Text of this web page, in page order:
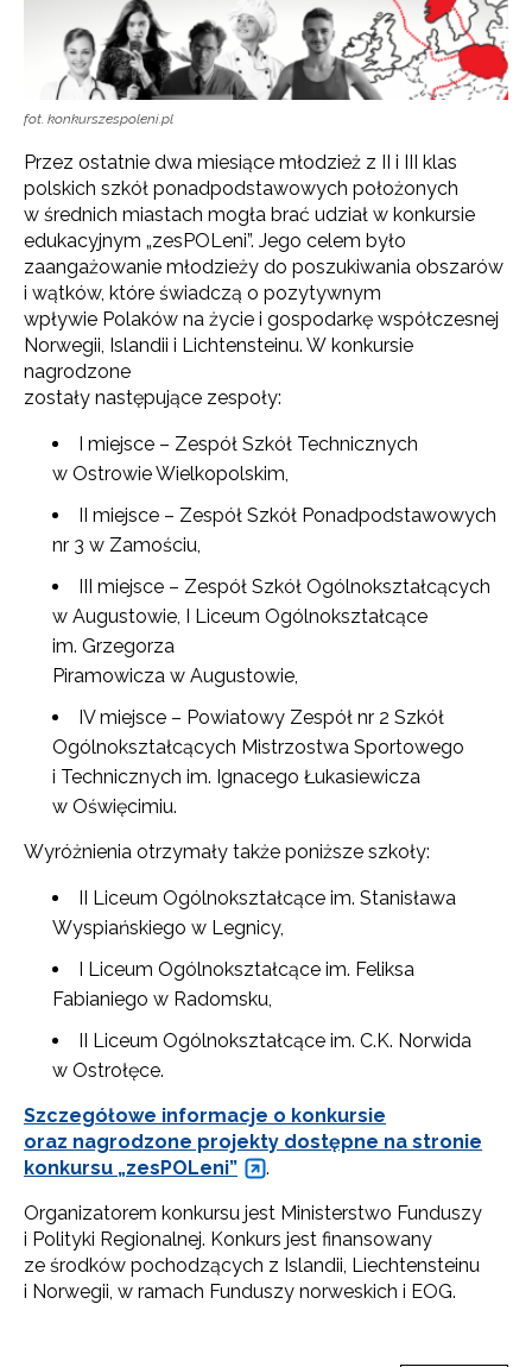
fot. konkurszespoleni.pl
Przez ostatnie dwa miesiące młodzież z II i III klas
polskich szkół ponadpodstawowych położonych
w średnich miastach mogła brać udział w konkursie
edukacyjnym „zesPOLeni”. Jego celem było
zaangażowanie młodzieży do poszukiwania obszarów
i wątków, które świadczą o pozytywnym
wpływie Polaków na życie i gospodarkę współczesnej
Norwegii, Islandii i Lichtensteinu. W konkursie
nagrodzone
zostały następujące zespoły:
I miejsce – Zespół Szkół Technicznych
w Ostrowie Wielkopolskim,
II miejsce – Zespół Szkół Ponadpodstawowych
nr 3 w Zamościu,
III miejsce – Zespół Szkół Ogólnokształcących
w Augustowie, I Liceum Ogólnokształcące
im. Grzegorza
Piramowicza w Augustowie,
IV miejsce – Powiatowy Zespół nr 2 Szkół
Ogólnokształcących Mistrzostwa Sportowego
i Technicznych im. Ignacego Łukasiewicza
w Oświęcimiu.
Wyróżnienia otrzymały także poniższe szkoły:
II Liceum Ogólnokształcące im. Stanisława
Wyspiańskiego w Legnicy,
I Liceum Ogólnokształcące im. Feliksa
Fabianiego w Radomsku,
II Liceum Ogólnokształcące im. C.K. Norwida
w Ostrołęce.
Szczegółowe informacje o konkursie
oraz nagrodzone projekty dostępne na stronie
konkursu „zesPOLeni”
.
Organizatorem konkursu jest Ministerstwo Funduszy
i Polityki Regionalnej. Konkurs jest finansowany
ze środków pochodzących z Islandii, Liechtensteinu
i Norwegii, w ramach Funduszy norweskich i EOG.